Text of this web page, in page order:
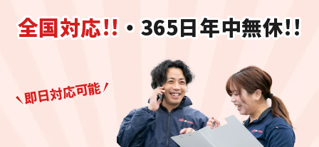
全国対応!!・365日年中無休!!
即日対応可能